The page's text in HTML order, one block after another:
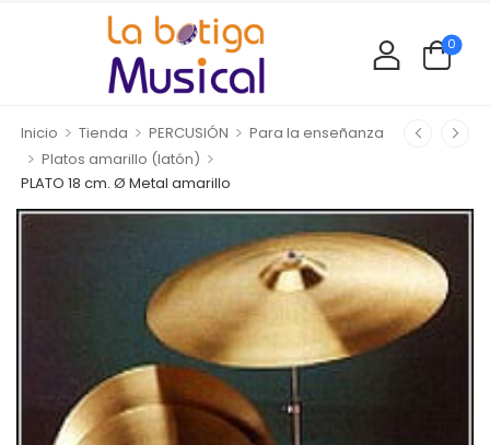
0
Inicio > Tienda > PERCUSIÓN > Para la enseñanza
> Platos amarillo (latón) >
PLATO 18 cm. Ø Metal amarillo